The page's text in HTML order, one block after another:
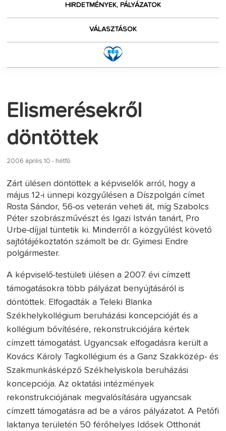
HIRDETMÉNYEK, PÁLYÁZATOK
VÁLASZTÁSOK
Elismerésekről
döntöttek
2006 április 10 - hétfő
Zárt ülésen döntöttek a képviselők arról, hogy a
május 12-i ünnepi közgyűlésen a Díszpolgári címet
Rosta Sándor, 56-os veterán veheti át, míg Szabolcs
Péter szobrászművészt és Igazi István tanárt, Pro
Urbe-díjjal tüntetik ki. Minderről a közgyűlést követő
sajtótájékoztatón számolt be dr. Gyimesi Endre
polgármester.
A képviselő-testületi ülésen a 2007. évi címzett
támogatásokra több pályázat benyújtásáról is
döntöttek. Elfogadták a Teleki Blanka
Székhelykollégium beruházási koncepcióját és a
kollégium bővítésére, rekonstrukciójára kértek
címzett támogatást. Ugyancsak elfogadásra került a
Kovács Károly Tagkollégium és a Ganz Szakközép- és
Szakmunkásképző Székhelyiskola beruházási
koncepciója. Az oktatási intézmények
rekonstrukciójának megvalósítására ugyancsak
címzett támogatásra ad be a város pályázatot. A Petőfi
laktanya területén 50 férőhelyes Idősek Otthonát